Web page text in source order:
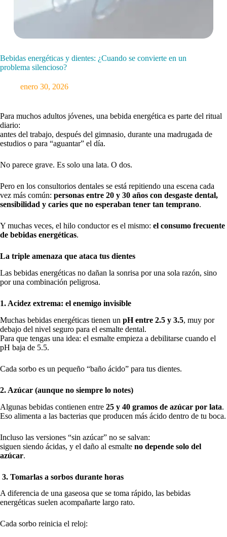
Bebidas energéticas y dientes: ¿Cuando se convierte en un
problema silencioso?
enero 30, 2026
Para muchos adultos jóvenes, una bebida energética es parte del ritual
diario:
antes del trabajo, después del gimnasio, durante una madrugada de
estudios o para “aguantar” el día.
No parece grave. Es solo una lata. O dos.
Pero en los consultorios dentales se está repitiendo una escena cada
vez más común: personas entre 20 y 30 años con desgaste dental,
sensibilidad y caries que no esperaban tener tan temprano.
Y muchas veces, el hilo conductor es el mismo: el consumo frecuente
de bebidas energéticas.
La triple amenaza que ataca tus dientes
Las bebidas energéticas no dañan la sonrisa por una sola razón, sino
por una combinación peligrosa.
1. Acidez extrema: el enemigo invisible
Muchas bebidas energéticas tienen un pH entre 2.5 y 3.5, muy por
debajo del nivel seguro para el esmalte dental.
Para que tengas una idea: el esmalte empieza a debilitarse cuando el
pH baja de 5.5.
Cada sorbo es un pequeño “baño ácido” para tus dientes.
2. Azúcar (aunque no siempre lo notes)
Algunas bebidas contienen entre 25 y 40 gramos de azúcar por lata.
Eso alimenta a las bacterias que producen más ácido dentro de tu boca.
Incluso las versiones “sin azúcar” no se salvan:
siguen siendo ácidas, y el daño al esmalte no depende solo del
azúcar.
3. Tomarlas a sorbos durante horas
A diferencia de una gaseosa que se toma rápido, las bebidas
energéticas suelen acompañarte largo rato.
Cada sorbo reinicia el reloj: